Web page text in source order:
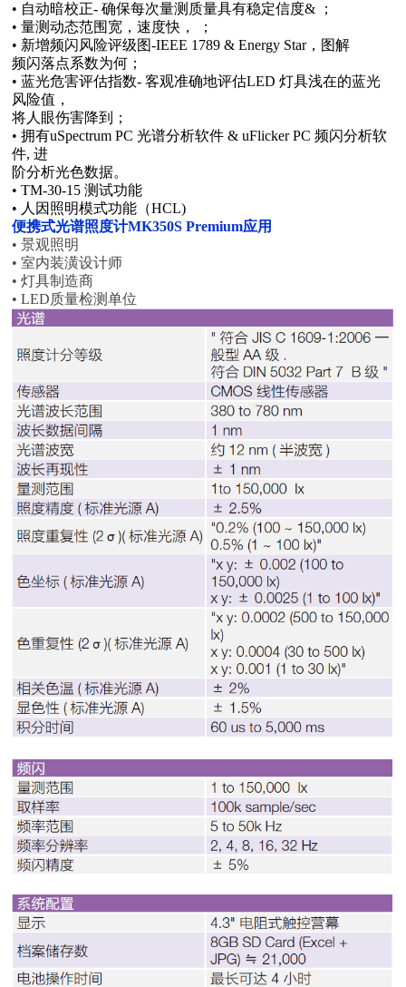
• 自动暗校正- 确保每次量测质量具有稳定信度& ；
• 量测动态范围宽，速度快， ；
• 新增频闪风险评级图-IEEE 1789 & Energy Star，图解
频闪落点系数为何；
• 蓝光危害评估指数- 客观准确地评估LED 灯具浅在的蓝光
风险值，
将人眼伤害降到；
• 拥有uSpectrum PC 光谱分析软件 & uFlicker PC 频闪分析软
件, 进
阶分析光色数据。
• TM-30-15 测试功能
• 人因照明模式功能（HCL)
便携式光谱照度计MK350S Premium应用
• 景观照明
• 室内装潢设计师
• 灯具制造商
• LED质量检测单位